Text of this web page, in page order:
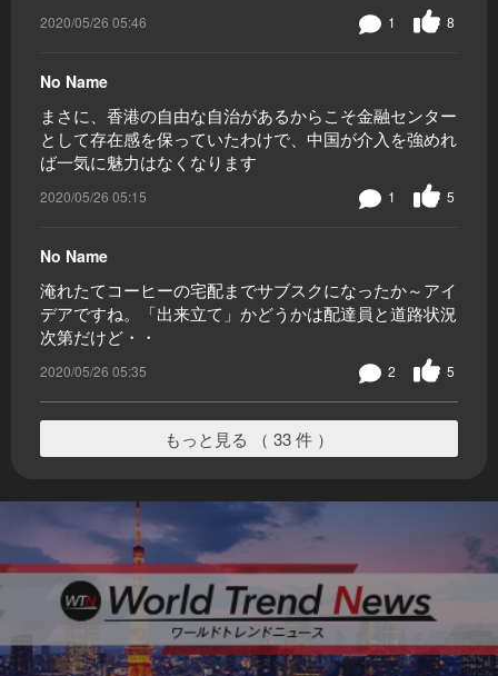
2020/05/26 05:46 8
1
No Name
まさに、香港の自由な自治があるからこそ金融センター
として存在感を保っていたわけで、中国が介入を強めれ
ば一気に魅力はなくなります
2020/05/26 05:15 5
1
No Name
淹れたてコーヒーの宅配までサブスクになったか～アイ
デアですね。「出来立て」かどうかは配達員と道路状況
次第だけど・・
2020/05/26 05:35 5
2
もっと見る （ 33 件 ）